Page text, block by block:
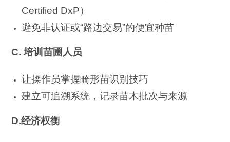
Certified DxP）
避免非认证或“路边交易”的便宜种苗
C.培训苗圃人员
让操作员掌握畸形苗识别技巧
建立可追溯系统，记录苗木批次与来源
D.经济权衡